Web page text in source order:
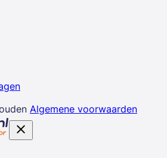
Algemene voorwaarden